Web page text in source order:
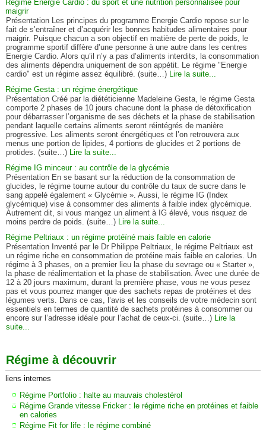
Régime Energie Cardio : du sport et une nutrition personnalisée pour
maigrir
Présentation Les principes du programme Energie Cardio repose sur le
fait de s’entraîner et d’acquérir les bonnes habitudes alimentaires pour
maigrir. Puisque chacun a son objectif en matière de perte de poids, le
programme sportif diffère d’une personne à une autre dans les centres
Energie Cardio. Alors qu’il n’y a pas d’aliments interdits, la consommation
des aliments dépendra uniquement de son appétit. Le régime "Energie
cardio" est un régime assez équilibré. (suite…) Lire la suite...
Régime Gesta : un régime énergétique
Présentation Créé par la diététicienne Madeleine Gesta, le régime Gesta
comporte 2 phases de 10 jours chacune dont la phase de détoxification
pour débarrasser l’organisme de ses déchets et la phase de stabilisation
pendant laquelle certains aliments seront réintégrés de manière
progressive. Les aliments seront énergétiques et l’on retrouvera aux
menus une portion de lipides, 4 portions de glucides et 2 portions de
protides. (suite…) Lire la suite...
Régime IG minceur : au contrôle de la glycémie
Présentation En se basant sur la réduction de la consommation de
glucides, le régime tourne autour du contrôle du taux de sucre dans le
sang appelé également « Glycémie ». Aussi, le régime IG (Index
glycémique) vise à consommer des aliments à faible index glycémique.
Autrement dit, si vous mangez un aliment à IG élevé, vous risquez de
moins perdre de poids. (suite…) Lire la suite...
Régime Peltriaux : un régime protéïné mais faible en calorie
Présentation Inventé par le Dr Philippe Peltriaux, le régime Peltriaux est
un régime riche en consommation de protéine mais faible en calories. Un
régime à 3 phases, on a premier lieu la phase du sevrage ou « Starter »,
la phase de réalimentation et la phase de stabilisation. Avec une durée de
12 à 20 jours maximum, durant la première phase, vous ne vous pesez
pas et vous pourrez manger que des sachets repas de protéines et des
légumes verts. Dans ce cas, l’avis et les conseils de votre médecin sont
essentiels en termes de quantité de sachets protéines à consommer ou
encore sur l’adresse idéale pour l’achat de ceux-ci. (suite…) Lire la
suite...
Régime à découvrir
liens internes
Régime Portfolio : halte au mauvais cholestérol
Régime Grande vitesse Fricker : le régime riche en protéines et faible
en calories
Régime Fit for life : le régime combiné